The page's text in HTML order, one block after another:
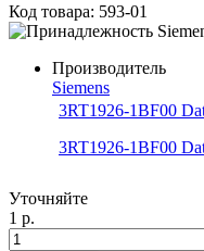
Код товара: 593-01
Производитель
Siemens
3RT1926-1BF00
3RT1926-1BF00
Уточняйте
1 р.